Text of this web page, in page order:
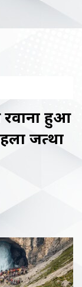
रवाना हुआ
जत्था